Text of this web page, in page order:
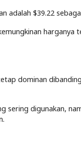
adalah $39.22
dominan
sering digunakan,